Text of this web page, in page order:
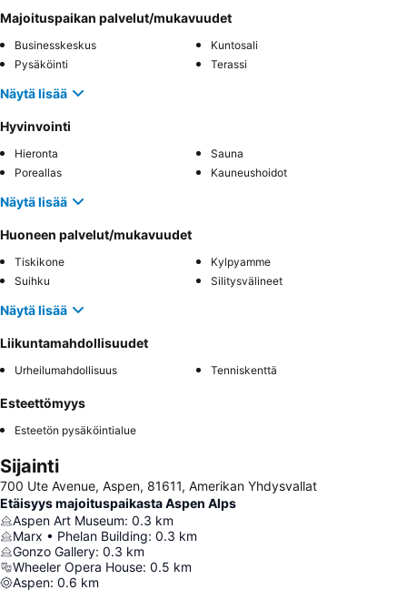
Majoituspaikan palvelut/mukavuudet
Businesskeskus
Kuntosali
Pysäköinti
Terassi
Näytä lisää
Hyvinvointi
Hieronta
Sauna
Poreallas
Kauneushoidot
Näytä lisää
Huoneen palvelut/mukavuudet
Tiskikone
Kylpyamme
Suihku
Silitysvälineet
Näytä lisää
Liikuntamahdollisuudet
Urheilumahdollisuus Tenniskenttä
Esteettömyys
Esteetön pysäköintialue
Sijainti
700 Ute Avenue, Aspen, 81611, Amerikan Yhdysvallat
Etäisyys majoituspaikasta Aspen Alps
Aspen Art Museum: 0.3 km
Marx • Phelan Building: 0.3 km
Gonzo Gallery: 0.3 km
Wheeler Opera House: 0.5 km
Aspen: 0.6 km